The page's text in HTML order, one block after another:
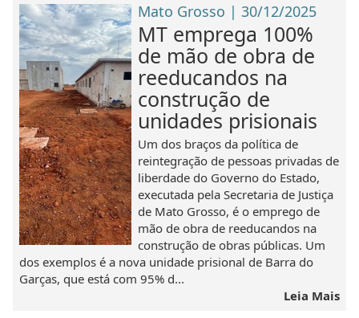
Mato Grosso | 30/12/2025
MT emprega 100%
de mão de obra de
reeducandos na
construção de
unidades prisionais
Um dos braços da política de
reintegração de pessoas privadas de
liberdade do Governo do Estado,
executada pela Secretaria de Justiça
de Mato Grosso, é o emprego de
mão de obra de reeducandos na
construção de obras públicas. Um
dos exemplos é a nova unidade prisional de Barra do
Garças, que está com 95% d...
Leia Mais